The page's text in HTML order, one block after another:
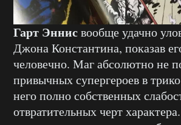
Гарт Эннисвообще удачно
Джона Константина, показав
человечно. Маг абсолютно не
привычных супергероев в
него полно собственных
отвратительных черт